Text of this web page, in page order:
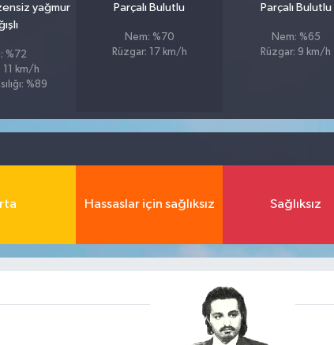
yağmur
%72
11 km/h
%89
Parçalı Bulutlu
Nem: %70
Rüzgar: 17 km/h
Parçalı Bulutlu
Nem: %65
Rüzgar: 9 km/h
Hassaslar için sağlıksız Sağlıksız